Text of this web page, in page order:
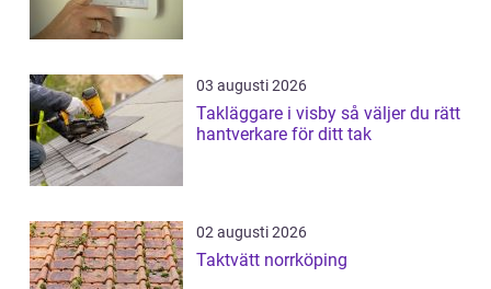
03 augusti 2026
Takläggare i visby så väljer du rätt
hantverkare för ditt tak
02 augusti 2026
Taktvätt norrköping